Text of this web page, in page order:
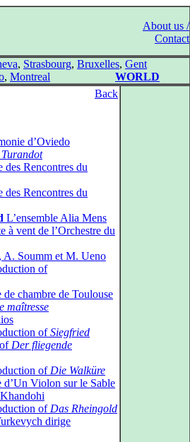
About us /
Contact
, Strasbourg, Bruxelles, Gent
, Montreal WORLD
Back
d’Oviedo
Turandot
des Rencontres du
des Rencontres du
L’ensemble Alia Mens
à vent de l’Orchestre du
A. Soumm et M. Ueno
of
de chambre de Toulouse
maîtresse
ofSiegfried
Der fliegende
of Die Walküre
d’Un Violon sur le Sable
of Das Rheingold
dirige